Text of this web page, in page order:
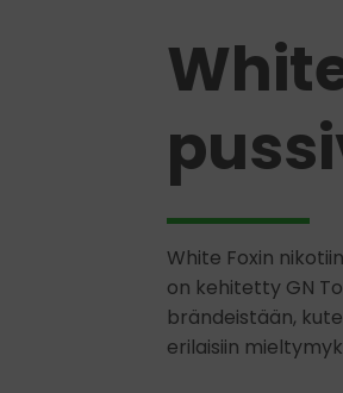
White Foxin
on kehitetty GN
brändeistään,
erilaisiin